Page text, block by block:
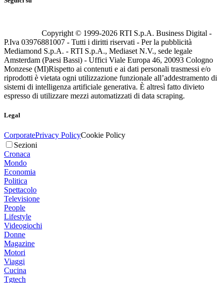
Copyright © 1999-2026 RTI S.p.A. Business Digital -
P.Iva 03976881007 - Tutti i diritti riservati - Per la pubblicità
Mediamond S.p.A. - RTI S.p.A., Mediaset N.V., sede legale
Amsterdam (Paesi Bassi) - Uffici Viale Europa 46, 20093 Cologno
Monzese (MI)Rispetto ai contenuti e ai dati personali trasmessi e/o
riprodotti è vietata ogni utilizzazione funzionale all’addestramento di
sistemi di intelligenza artificiale generativa. È altresì fatto divieto
espresso di utilizzare mezzi automatizzati di data scraping.
Legal
CorporatePrivacy PolicyCookie Policy
Sezioni
Cronaca
Mondo
Economia
Politica
Spettacolo
Televisione
People
Lifestyle
Videogiochi
Donne
Magazine
Motori
Viaggi
Cucina
Tgtech